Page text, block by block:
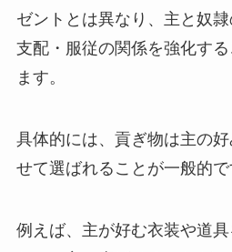
ゼントとは異なり、主と奴
支配・服従の関係を強化す
ます。
具体的には、貢ぎ物は主の
せて選ばれることが一般的で
例えば、主が好む衣装や道